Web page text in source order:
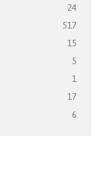
24
517
15
5
1
17
6